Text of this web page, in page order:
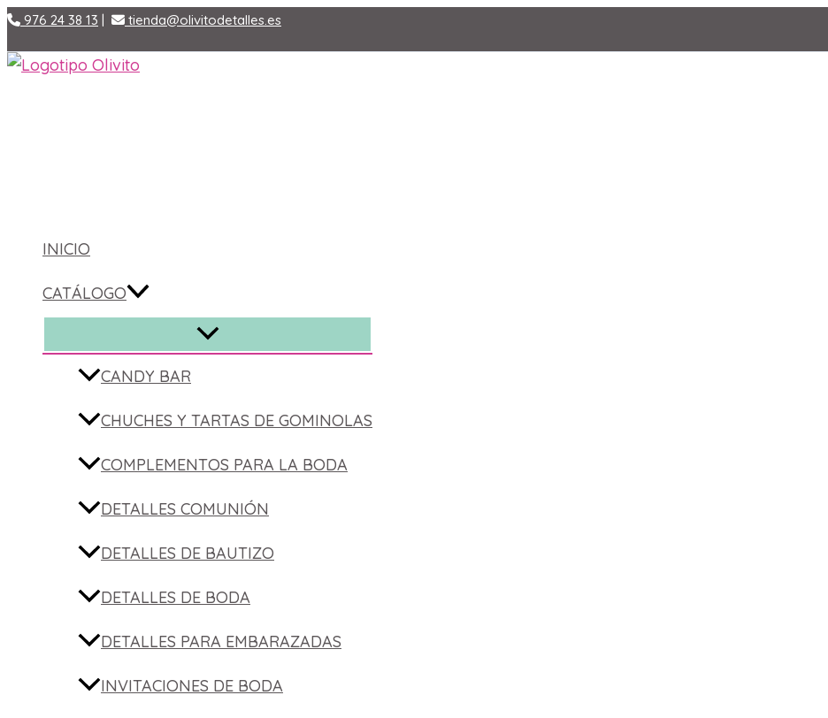
Ir
contenido
976 24 38 13 | tienda@olivitodetalles.es
INICIO
CATÁLOGO
ALTERNAR
CANDY BAR
CHUCHES Y TARTAS DE GOMINOLAS
COMPLEMENTOS PARA LA BODA
DETALLES COMUNIÓN
DETALLES DE BAUTIZO
DETALLES DE BODA
DETALLES PARA EMBARAZADAS
INVITACIONES DE BODA